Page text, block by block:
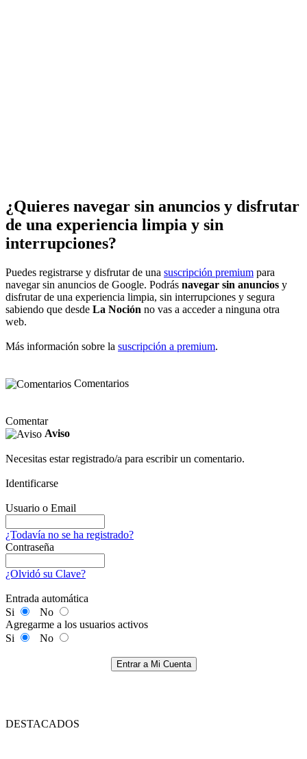
¿Quieres navegar sin anuncios y disfrutar
de una experiencia limpia y sin
interrupciones?
Puedes registrarse y disfrutar de una suscripción premium para
navegar sin anuncios de Google. Podrás navegar sin anuncios y
disfrutar de una experiencia limpia, sin interrupciones y segura
sabiendo que desde La Noción no vas a acceder a ninguna otra
web.
Más información sobre la suscripción a premium.
Comentarios
Comentar
Aviso
Necesitas estar registrado/a para escribir un comentario.
Identificarse
Usuario o Email
¿Todavía no se ha registrado?
Contraseña
¿Olvidó su Clave?
Entrada automática
Si
No
Agregarme a los usuarios activos
Si
No
Entrar a Mi Cuenta
DESTACADOS